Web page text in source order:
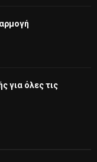
για όλες τις